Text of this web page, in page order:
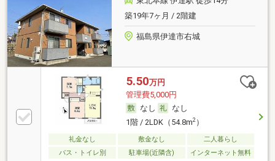
築19年7ヶ月 / 2階建
福島県伊達市右城
5.50万円
管理費5,000円
なし
なし
1階 / 2LDK（54.8m2）
礼金なし 敷金なし
二人暮らし
バス・トイレ別
駐車場(近隣含) インターネット無料